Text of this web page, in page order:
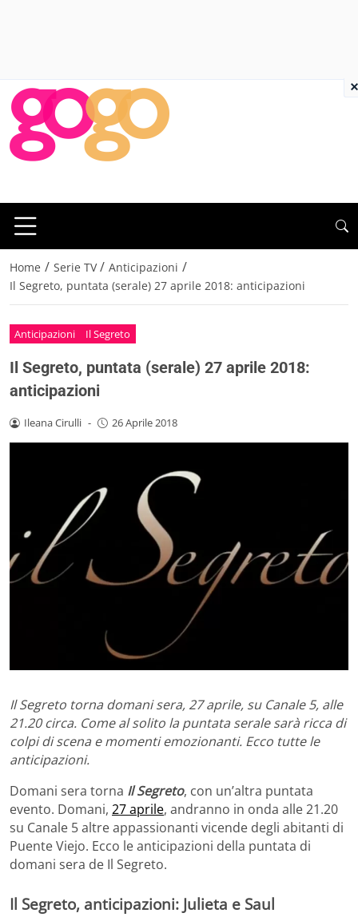
Home / Serie TV / Anticipazioni /
Il Segreto, puntata (serale) 27 aprile 2018: anticipazioni
Anticipazioni Il Segreto
Il Segreto, puntata (serale) 27 aprile 2018:
anticipazioni
Ileana Cirulli - 26 Aprile 2018
Il Segreto torna domani sera, 27 aprile, su Canale 5, alle
21.20 circa. Come al solito la puntata serale sarà ricca di
colpi di scena e momenti emozionanti. Ecco tutte le
anticipazioni.
Domani sera torna Il Segreto, con un’altra puntata
evento. Domani, 27 aprile, andranno in onda alle 21.20
su Canale 5 altre appassionanti vicende degli abitanti di
Puente Viejo. Ecco le anticipazioni della puntata di
domani sera de Il Segreto.
Il Segreto, anticipazioni: Julieta e Saul
×